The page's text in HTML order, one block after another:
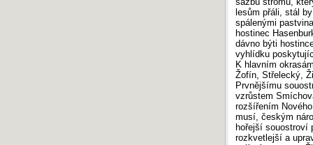
lesům přáli, stál
spálenými
hostinec
dávno býti
vyhlídku
K hlavním
Žofín, Střelecký,
Prvnějšímu
vzrůstem
rozšířením
musí, českým
hořejší souostroví
rozkvetlejší a